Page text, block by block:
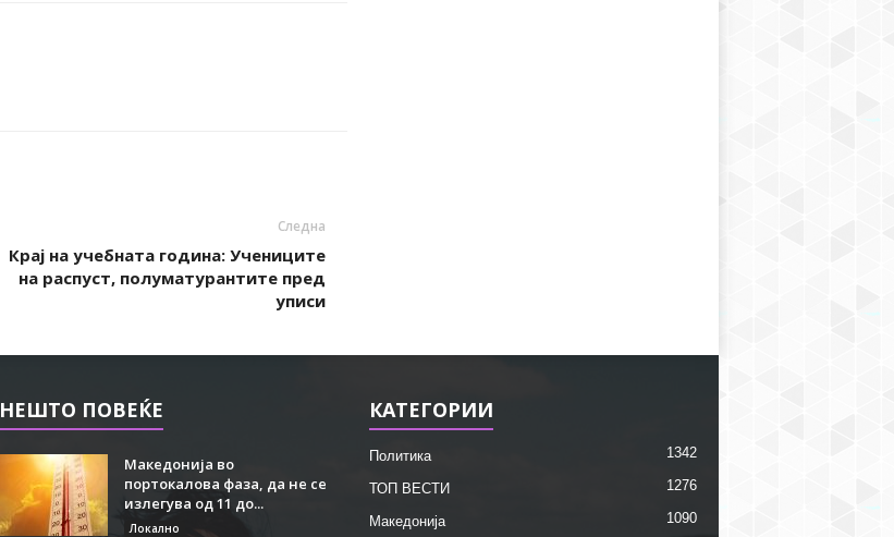
Следна
Крај на учебната година: Учениците
на распуст, полуматурантите пред
уписи
НЕШТО ПОВЕЌЕ
Македонија во
портокалова фаза, да не се
излегува од 11 до...
Локално
КАТЕГОРИИ
Политика 1342
ТОП ВЕСТИ 1276
Македонија 1090